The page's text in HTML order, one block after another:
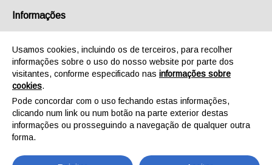
Informações
Usamos cookies, incluindo os de terceiros, para recolher
informações sobre o uso do nosso website por parte dos
visitantes, conforme especificado nas informações sobre
cookies.
Pode concordar com o uso fechando estas informações,
clicando num link ou num botão na parte exterior destas
informações ou prosseguindo a navegação de qualquer outra
forma.